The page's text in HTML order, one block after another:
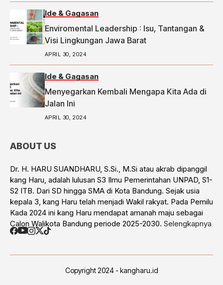
Ide & Gagasan
Enviromental Leadership : Isu, Tantangan &
Visi Lingkungan Jawa Barat
APRIL 30, 2024
Ide & Gagasan
Menyegarkan Kembali Mengapa Kita Ada di
Jalan Ini
APRIL 30, 2024
ABOUT US
Dr. H. HARU SUANDHARU, S.Si., M.Si atau akrab dipanggil
kang Haru, adalah lulusan S3 Ilmu Pemerintahan UNPAD, S1-
S2 ITB. Dari SD hingga SMA di Kota Bandung. Sejak usia
kepala 3, kang Haru telah menjadi Wakil rakyat. Pada Pemilu
Kada 2024 ini kang Haru mendapat amanah maju sebagai
Calon Walikota Bandung periode 2025-2030. Selengkapnya
Copyright 2024 - kangharu.id